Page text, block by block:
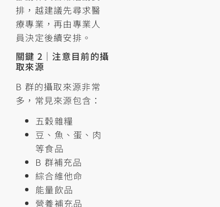
排，越建議先尋求醫
療專業，再由專業人
員決定後續安排。
關鍵 2｜注意目前的攝
取來源
B 群的攝取來源非常
多，常見來源包含：
五穀雜糧
豆、魚、蛋、肉
等食品
B 群補充品
綜合維他命
能量飲品
營養補充品